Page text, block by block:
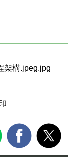
架構.jpeg.jpg